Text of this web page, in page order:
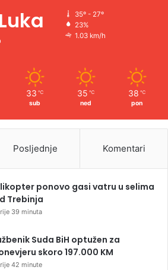
35º - 27º
23%
1.03 km/h
33 ℃
sub
35 ℃
ned
38 ℃
pon
Posljednje Komentari
ponovo gasi vatru u selima
Trebinja
39 minuta
Suda BiH optužen za
skoro 197.000 KM
42 minute